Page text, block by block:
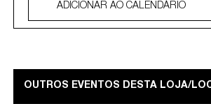
ADICIONAR AO CALENDÁRIO
OUTROS EVENTOS DESTA LOJA/